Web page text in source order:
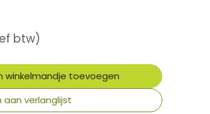
btw)
winkelmandje toevoegen
aan verlanglijst